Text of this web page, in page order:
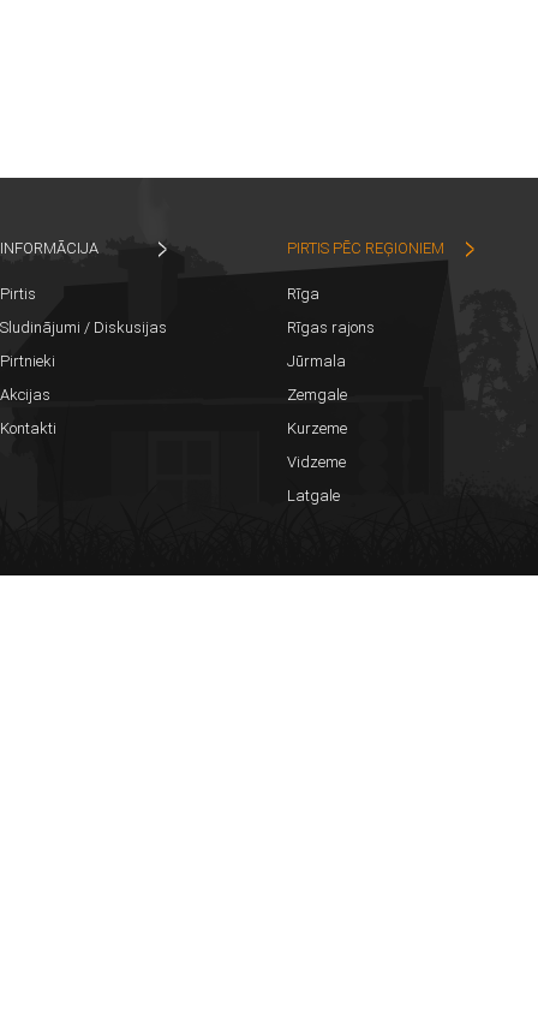
INFORMĀCIJA
Pirtis
Sludinājumi / Diskusijas
Pirtnieki
Akcijas
Kontakti
PIRTIS PĒC REĢIONIEM
Rīga
Rīgas rajons
Jūrmala
Zemgale
Kurzeme
Vidzeme
Latgale